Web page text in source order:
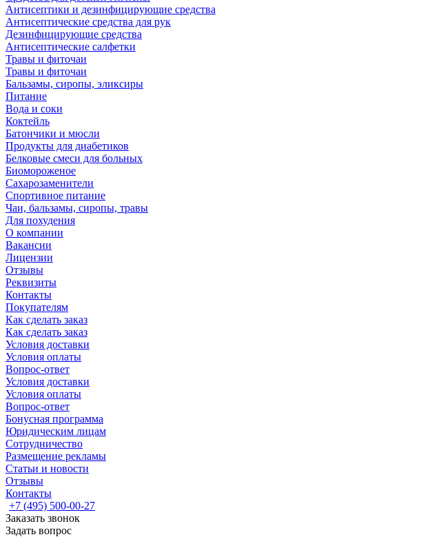
Антисептики и дезинфицирующие средства
Антисептические средства для рук
Дезинфицирующие средства
Антисептические салфетки
Травы и фиточаи
Травы и фиточаи
Бальзамы, сиропы, эликсиры
Питание
Вода и соки
Коктейль
Батончики и мюсли
Продукты для диабетиков
Белковые смеси для больных
Биомороженое
Сахарозаменители
Спортивное питание
Чаи, бальзамы, сиропы, травы
Для похудения
О компании
Вакансии
Лицензии
Отзывы
Реквизиты
Контакты
Покупателям
Как сделать заказ
Как сделать заказ
Условия доставки
Условия оплаты
Вопрос-ответ
Условия доставки
Условия оплаты
Вопрос-ответ
Бонусная программа
Юридическим лицам
Сотрудничество
Размещение рекламы
Статьи и новости
Отзывы
Контакты
+7 (495) 500-00-27
Заказать звонок
Задать вопрос